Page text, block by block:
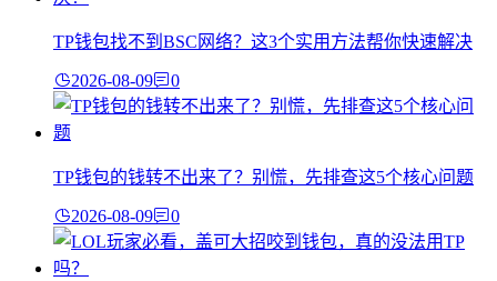
TP钱包找不到BSC网络？这3个实用方法帮你快速解决
2026-08-09 0
TP钱包的钱转不出来了？别慌，先排查这5个核心问题
2026-08-09 0